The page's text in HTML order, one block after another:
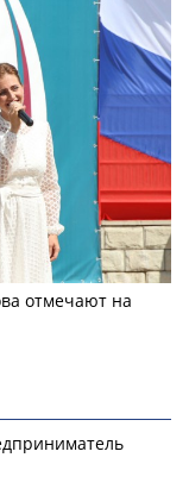
отмечают на